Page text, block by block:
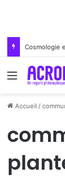
Cosmologie
Menu
Accueil /